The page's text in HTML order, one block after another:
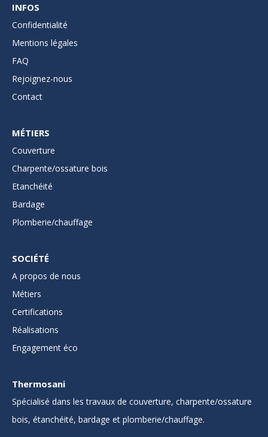
INFOS
Confidentialité
Mentions légales
FAQ
Rejoignez-nous
Contact
MÉTIERS
Couverture
Charpente/ossature bois
Etanchéité
Bardage
Plomberie/chauffage
SOCIÉTÉ
A propos de nous
Métiers
Certifications
Réalisations
Engagement éco
Thermosani
Spécialisé dans les travaux de couverture, charpente/ossature
bois, étanchéité, bardage et plomberie/chauffage.